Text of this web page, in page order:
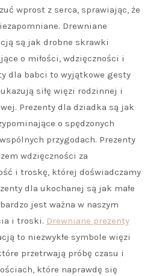
wprost z serca, sprawiając, że
Drewniane
są jak drobne skrawki
o miłości, wdzięczności i
dla babci to wyjątkowe gesty
siłę więzi rodzinnej i
Prezenty dla dziadka są jak
o spędzonych
przygodach. Prezenty
wdzięczności za
i troskę, której doświadczamy
dla ukochanej są jak małe
jest ważna w naszym
i troski. Drewniane prezenty
to niezwykłe symbole więzi
przetrwają próbę czasu i
które naprawdę się